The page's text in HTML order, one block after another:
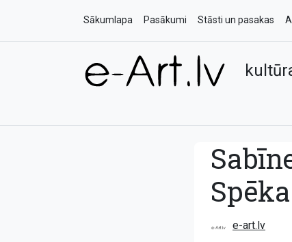
Sākumlapa Pasākumi Stāsti un pasakas
e-art.lv